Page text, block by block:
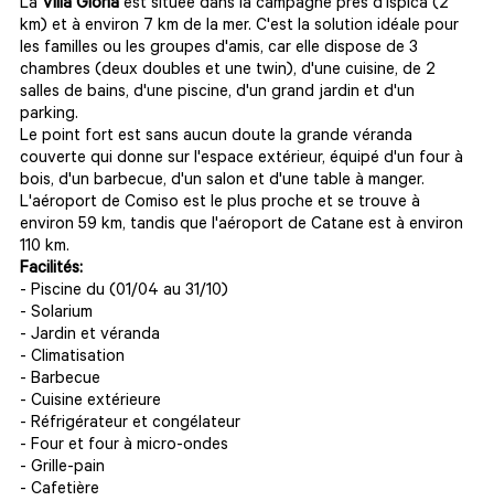
La Villa Gloria est située dans la campagne près d'Ispica (2
km) et à environ 7 km de la mer. C'est la solution idéale pour
les familles ou les groupes d'amis, car elle dispose de 3
chambres (deux doubles et une twin), d'une cuisine, de 2
salles de bains, d'une piscine, d'un grand jardin et d'un
parking.
Le point fort est sans aucun doute la grande véranda
couverte qui donne sur l'espace extérieur, équipé d'un four à
bois, d'un barbecue, d'un salon et d'une table à manger.
L'aéroport de Comiso est le plus proche et se trouve à
environ 59 km, tandis que l'aéroport de Catane est à environ
110 km.
Facilités:
- Piscine du (01/04 au 31/10)
- Solarium
- Jardin et véranda
- Climatisation
- Barbecue
- Cuisine extérieure
- Réfrigérateur et congélateur
- Four et four à micro-ondes
- Grille-pain
- Cafetière